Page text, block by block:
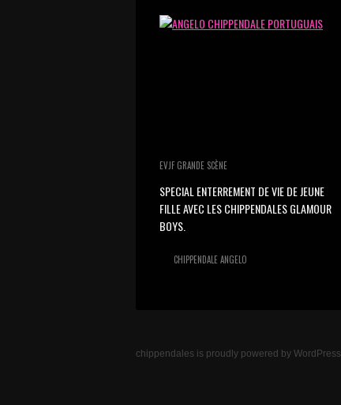
EVJF GRANDE SCÈNE
SPECIAL ENTERREMENT DE VIE DE JEUNE
FILLE AVEC LES CHIPPENDALES GLAMOUR
BOYS.
CHIPPENDALE ANGELO
chippendales is proudly powered by WordPress